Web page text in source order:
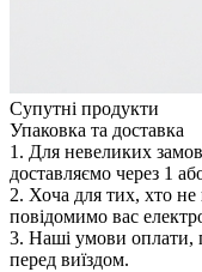
Супутні продукти
Упаковка та доставка
1. Для невеликих
доставляємо через 1
2. Хоча для тих, хто не
повідомимо вас
3. Наші умови оплати,
перед виїздом.